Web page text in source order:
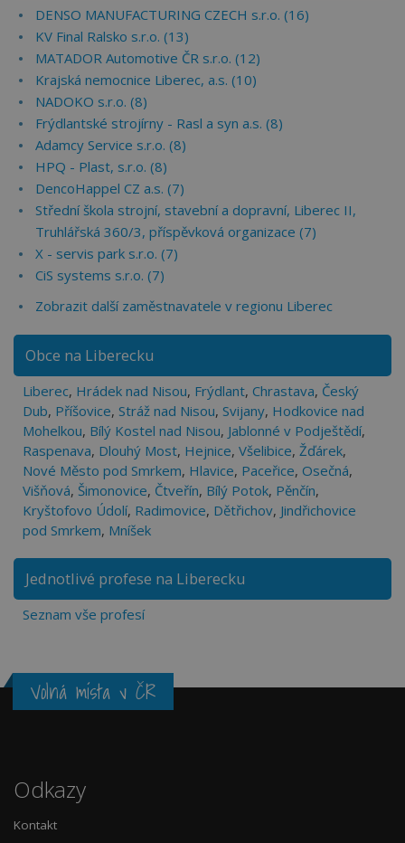
DENSO MANUFACTURING CZECH s.r.o. (16)
KV Final Ralsko s.r.o. (13)
MATADOR Automotive ČR s.r.o. (12)
Krajská nemocnice Liberec, a.s. (10)
NADOKO s.r.o. (8)
Frýdlantské strojírny - Rasl a syn a.s. (8)
Adamcy Service s.r.o. (8)
HPQ - Plast, s.r.o. (8)
DencoHappel CZ a.s. (7)
Střední škola strojní, stavební a dopravní, Liberec II,
Truhlářská 360/3, příspěvková organizace (7)
X - servis park s.r.o. (7)
CiS systems s.r.o. (7)
Zobrazit další zaměstnavatele v regionu Liberec
Obce na Liberecku
Liberec, Hrádek nad Nisou, Frýdlant, Chrastava, Český
Dub, Příšovice, Stráž nad Nisou, Svijany, Hodkovice nad
Mohelkou, Bílý Kostel nad Nisou, Jablonné v Podještědí,
Raspenava, Dlouhý Most, Hejnice, Všelibice, Žďárek,
Nové Město pod Smrkem, Hlavice, Paceřice, Osečná,
Višňová, Šimonovice, Čtveřín, Bílý Potok, Pěnčín,
Kryštofovo Údolí, Radimovice, Dětřichov, Jindřichovice
pod Smrkem, Mníšek
Jednotlivé profese na Liberecku
Seznam vše profesí
Volná místa v ČR
Odkazy
Kontakt